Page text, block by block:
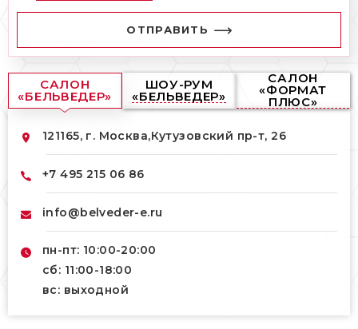
ОТПРАВИТЬ
САЛОН
«БЕЛЬВЕДЕР»
ШОУ-РУМ
«БЕЛЬВЕДЕР»
САЛОН
«ФОРМАТ
ПЛЮС»
121165, г. Москва,Кутузовский пр-т, 26
+7 495 215 06 86
info@belveder-e.ru
пн-пт: 10:00-20:00
сб: 11:00-18:00
вс: выходной